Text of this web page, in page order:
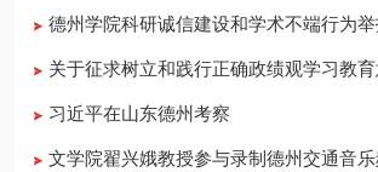
德州学院科研诚信建设和学术不端行为举报投诉电
习近平在山东德州考察
​文学院翟兴娥教授参与录制德州交通音乐频道《科